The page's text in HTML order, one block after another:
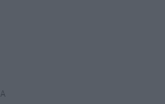
profesjonaliści radzą